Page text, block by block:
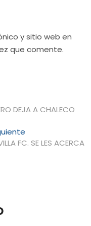
y sitio web en
que comente.
DEJA A CHALECO
Entrada
siguiente:
FC. SE LES ACERCA